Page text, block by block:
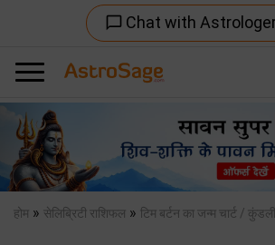
chat_bubble_outline Chat with
Previous
होम » सेलिब्रिटी राशिफल » टिम बर्टन का जन्म चार्ट / कुंडली